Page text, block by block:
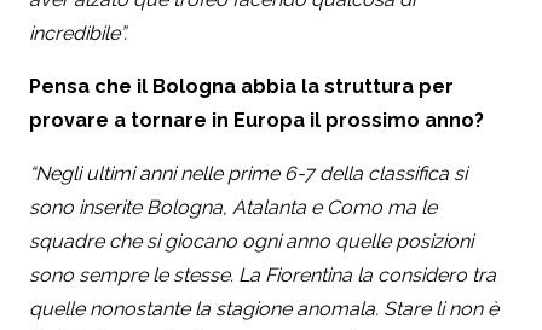
incredibile”.
Pensa che il Bologna abbia la struttura per
provare a tornare in Europa il prossimo anno?
“Negli ultimi anni nelle prime 6-7 della classifica si
sono inserite Bologna, Atalanta e Como ma le
squadre che si giocano ogni anno quelle posizioni
sono sempre le stesse. La Fiorentina la considero tra
quelle nonostante la stagione anomala. Stare li non è